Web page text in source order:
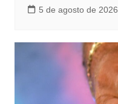
5 de agosto de 2026